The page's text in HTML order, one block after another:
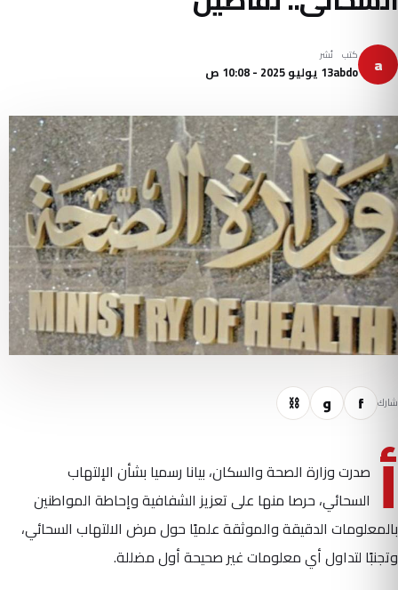
a كتب
abdo
نُشر
13 يوليو 2025 - 10:08 ص
شارك f و ⛓
أ صدرت وزارة الصحة والسكان، بيانا رسميا بشأن الإلتهاب
السحائي، حرصا منها على تعزيز الشفافية وإحاطة المواطنين
بالمعلومات الدقيقة والموثقة علميًا حول مرض الالتهاب السحائي،
وتجنبًا لتداول أي معلومات غير صحيحة أول مضللة.